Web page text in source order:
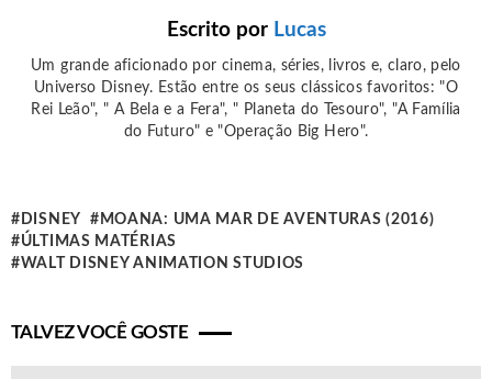
Escrito por Lucas
Um grande aficionado por cinema, séries, livros e, claro, pelo
Universo Disney. Estão entre os seus clássicos favoritos: "O
Rei Leão", " A Bela e a Fera", " Planeta do Tesouro", "A Família
do Futuro" e "Operação Big Hero".
DISNEY
MOANA: UMA MAR DE AVENTURAS (2016)
ÚLTIMAS MATÉRIAS
WALT DISNEY ANIMATION STUDIOS
TALVEZ VOCÊ GOSTE